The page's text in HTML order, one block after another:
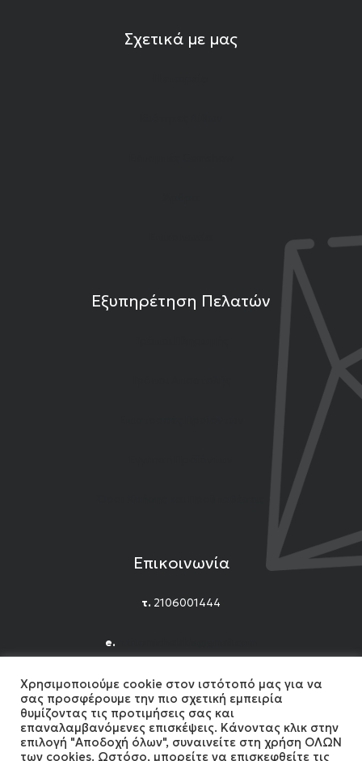
Σχετικά με μας
Εξυπηρέτηση Πελατών
Επικοινωνία
τ. 2106001444
e.
Facebook
Instagram
YouTube
Χρησιμοποιούμε cookie στον ιστότοπό μας για να
σας προσφέρουμε την πιο σχετική εμπειρία
θυμίζοντας τις προτιμήσεις σας και
επαναλαμβανόμενες επισκέψεις. Κάνοντας κλικ στην
επιλογή "Αποδοχή όλων", συναινείτε στη χρήση ΟΛΩΝ
των cookies. Ωστόσο, μπορείτε να επισκεφθείτε τις